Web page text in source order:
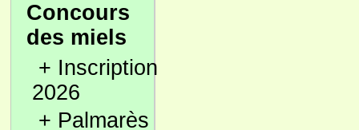
Concours
des miels
+ Inscription
2026
+ Palmarès